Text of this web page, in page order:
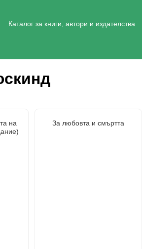
Каталог за книги, автори и издателства
на
За любовта и смъртта